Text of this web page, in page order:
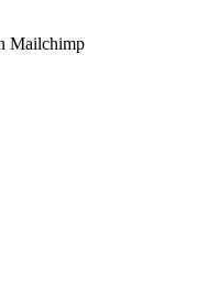
Mailchimp